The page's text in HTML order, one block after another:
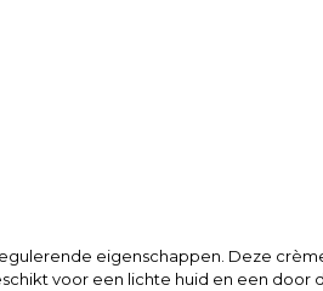
eigenschappen. Deze
voor een lichte huid en een door